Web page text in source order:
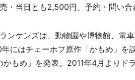
・当日とも2,500円。予約・問い合
ンケンズは、動物園や博物館、電
にはチェーホフ原作「かもめ」を
かもめ」を発表。2011年4月よりド